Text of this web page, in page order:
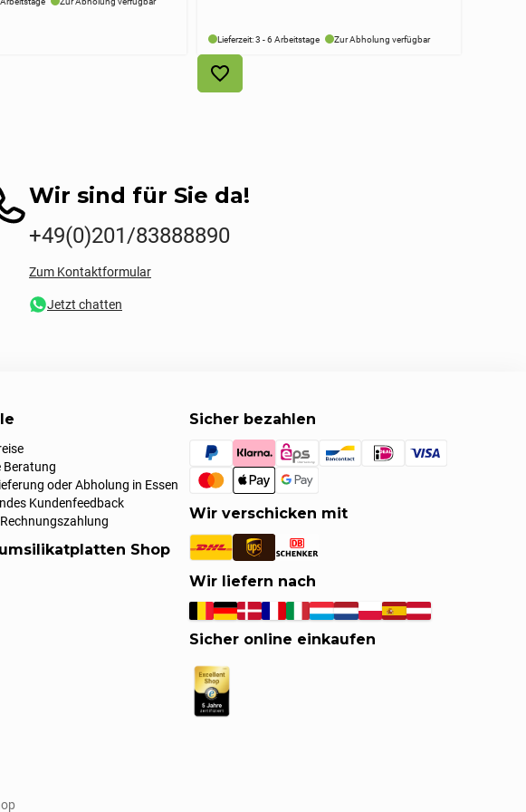
Lieferzeit: 3 - 6 Arbeitstage Zur Abholung verfügbar
Wir sind für Sie da!
+49(0)201/83888890
Zum Kontaktformular
Jetzt chatten
Beratung
oder Abholung in Essen
Kundenfeedback
Shop
Sicher bezahlen
Wir verschicken mit
Wir liefern nach
Sicher online einkaufen